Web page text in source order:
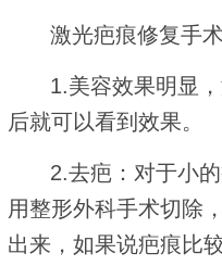
激光疤痕修复手
1.美容效果明显
后就可以看到效果。
2.去疤：对于小
用整形外科手术切除
出来，如果说疤痕比